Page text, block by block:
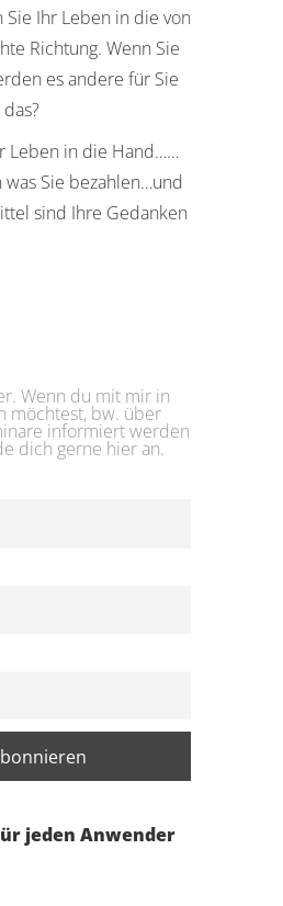
Ihr Leben in die von
Richtung. Wenn Sie
es andere für Sie
Leben in die Hand……
Sie bezahlen…und
sind Ihre Gedanken
Wenn du mit mir in
möchtest, bw. über
informiert werden
dich gerne hier an.
jeden Anwender